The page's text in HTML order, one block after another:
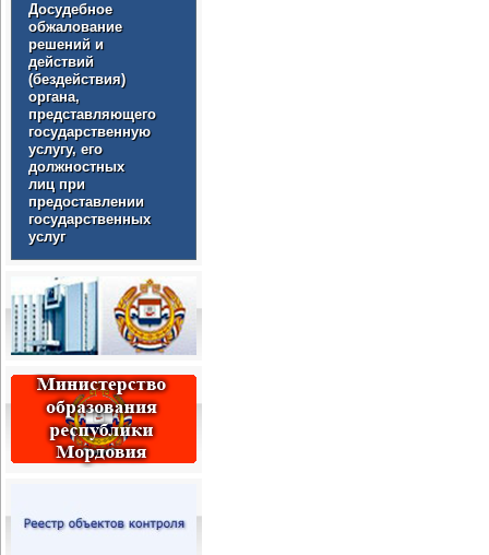
Досудебное
обжалование
решений и
действий
(бездействия)
органа,
представляющего
государственную
услугу, его
должностных
лиц при
предоставлении
государственных
услуг